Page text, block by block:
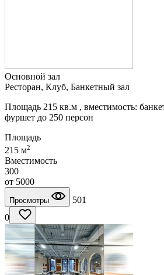
Основной зал
Ресторан, Клуб, Банкетный зал
Площадь 215 кв.м , вместимость:
фуршет до 250 персон
Площадь
215 м2
Вместимость
300
от 5000
Просмотры
501
0